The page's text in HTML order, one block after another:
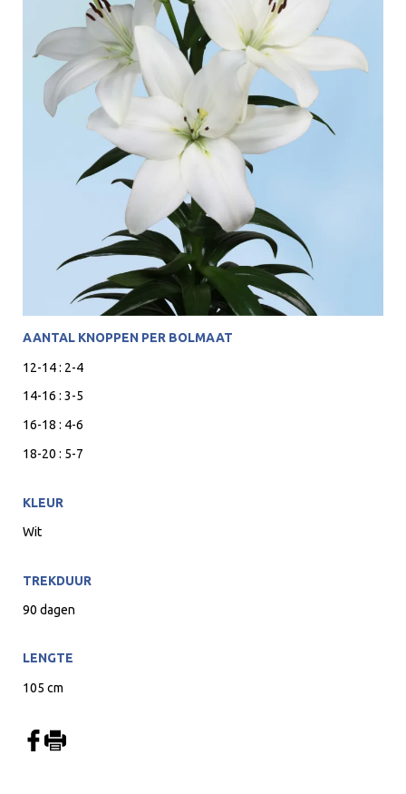
AANTAL KNOPPEN PER BOLMAAT
12-14 : 2-4
14-16 : 3-5
16-18 : 4-6
18-20 : 5-7
KLEUR
Wit
TREKDUUR
90 dagen
LENGTE
105 cm